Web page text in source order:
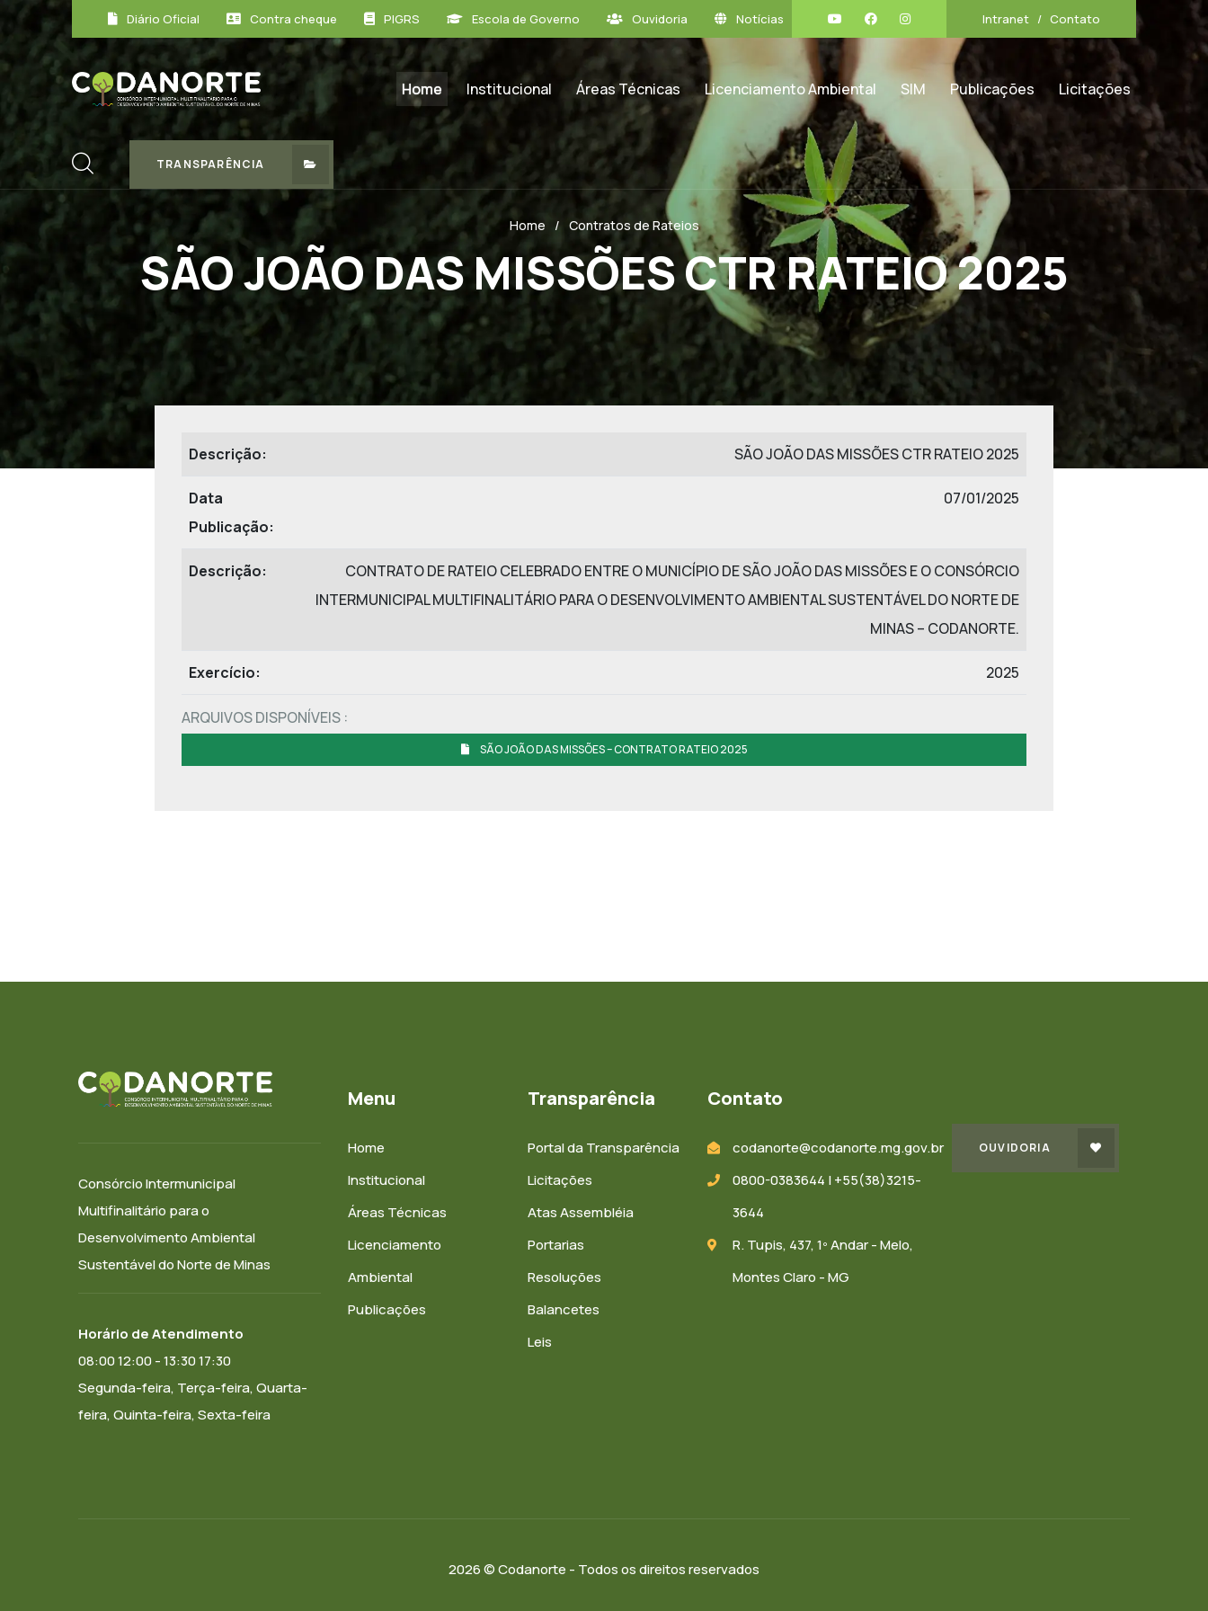
Diário Oficial Contra cheque PIGRS Escola de Governo Ouvidoria Notícias Intranet Contato
Home Institucional Áreas Técnicas Licenciamento Ambiental SIM Publicações Licitações
TRANSPARÊNCIA
Home Contratos de Rateios
SÃO JOÃO DAS MISSÕES CTR RATEIO 2025
Descrição: SÃO JOÃO DAS MISSÕES CTR RATEIO 2025
Data
Publicação:
07/01/2025
Descrição:
CONTRATO DE RATEIO CELEBRADO ENTRE O MUNICÍPIO DE SÃO JOÃO DAS MISSÕES E O CONSÓRCIO
INTERMUNICIPAL MULTIFINALITÁRIO PARA O DESENVOLVIMENTO AMBIENTAL SUSTENTÁVEL DO NORTE DE
MINAS – CODANORTE.
Exercício: 2025
ARQUIVOS DISPONÍVEIS :
SÃO JOÃO DAS MISSÕES – CONTRATO RATEIO 2025
Consórcio Intermunicipal
Multifinalitário para o
Desenvolvimento Ambiental
Sustentável do Norte de Minas
Horário de Atendimento
08:00 12:00 - 13:30 17:30
Segunda-feira, Terça-feira, Quarta-
feira, Quinta-feira, Sexta-feira
Menu
Home
Institucional
Áreas Técnicas
Licenciamento
Ambiental
Publicações
Transparência
Portal da Transparência
Licitações
Atas Assembléia
Portarias
Resoluções
Balancetes
Leis
Contato
codanorte@codanorte.mg.gov.br
0800-0383644 | +55(38)3215-
3644
R. Tupis, 437, 1º Andar - Melo,
Montes Claro - MG
OUVIDORIA
2026 © Codanorte - Todos os direitos reservados